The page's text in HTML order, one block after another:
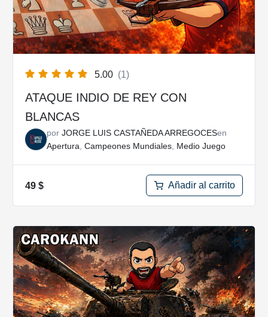
5.00 (1)
ATAQUE INDIO DE REY CON
BLANCAS
por JORGE LUIS CASTAÑEDA ARREGOCESen
Apertura, Campeones Mundiales, Medio Juego
49 $ Añadir al carrito